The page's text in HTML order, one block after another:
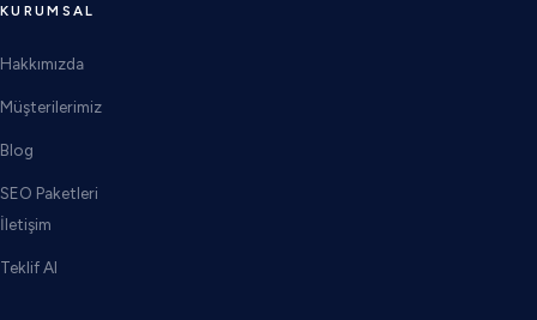
KURUMSAL
Hakkımızda
Müşterilerimiz
Blog
SEO Paketleri
İletişim
Teklif Al